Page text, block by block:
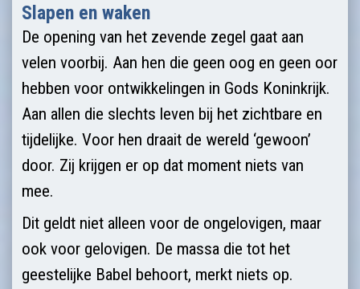
Slapen en waken
De opening van het zevende zegel gaat aan
velen voorbij. Aan hen die geen oog en geen oor
hebben voor ontwikkelingen in Gods Koninkrijk.
Aan allen die slechts leven bij het zichtbare en
tijdelijke. Voor hen draait de wereld ‘gewoon’
door. Zij krijgen er op dat moment niets van
mee.
Dit geldt niet alleen voor de ongelovigen, maar
ook voor gelovigen. De massa die tot het
geestelijke Babel behoort, merkt niets op.